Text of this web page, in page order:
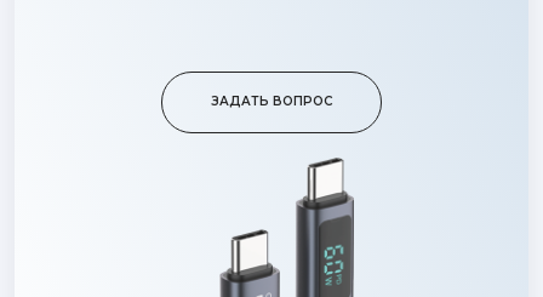
ЗАДАТЬ ВОПРОС